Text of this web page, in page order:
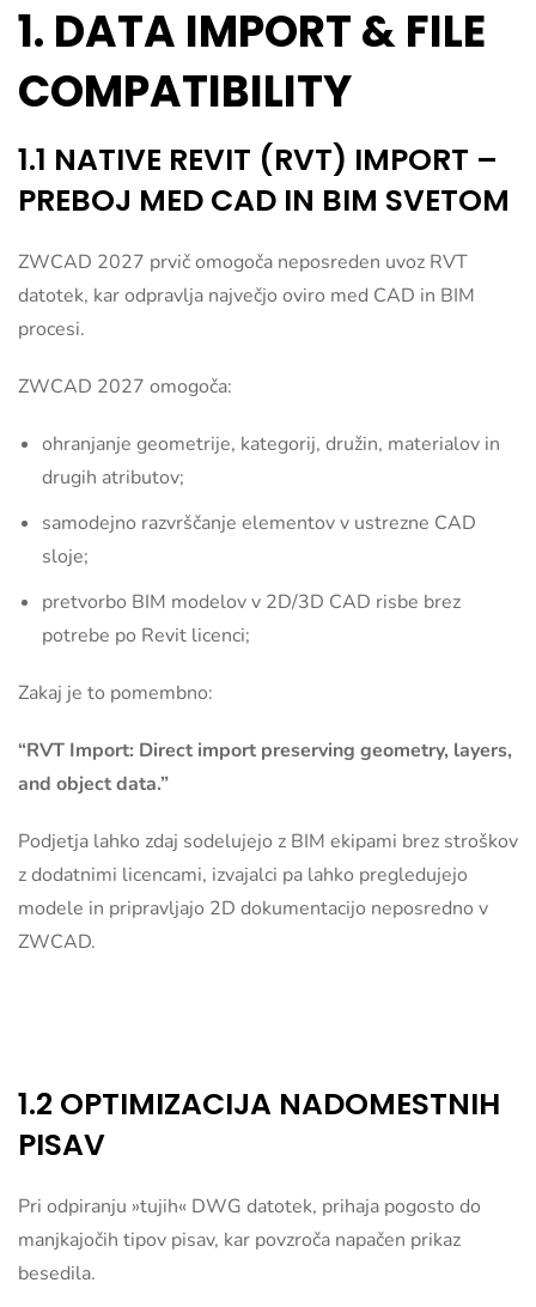
1. DATA IMPORT & FILE
COMPATIBILITY
1.1 NATIVE REVIT (RVT) IMPORT –
PREBOJ MED CAD IN BIM SVETOM
ZWCAD 2027 prvič omogoča neposreden uvoz RVT
datotek, kar odpravlja največjo oviro med CAD in BIM
procesi.
ZWCAD 2027 omogoča:
ohranjanje geometrije, kategorij, družin, materialov in
drugih atributov;
samodejno razvrščanje elementov v ustrezne CAD
sloje;
pretvorbo BIM modelov v 2D/3D CAD risbe brez
potrebe po Revit licenci;
Zakaj je to pomembno:
“RVT Import: Direct import preserving geometry, layers,
and object data.”
Podjetja lahko zdaj sodelujejo z BIM ekipami brez stroškov
z dodatnimi licencami, izvajalci pa lahko pregledujejo
modele in pripravljajo 2D dokumentacijo neposredno v
ZWCAD.
1.2 OPTIMIZACIJA NADOMESTNIH
PISAV
Pri odpiranju »tujih« DWG datotek, prihaja pogosto do
manjkajočih tipov pisav, kar povzroča napačen prikaz
besedila.